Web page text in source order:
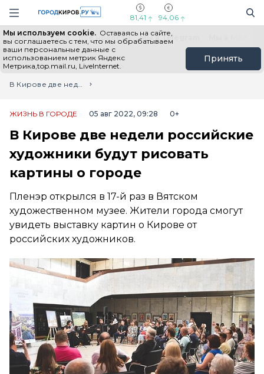
Навигация сайта
81,41 94,06
Мы используем cookie. Оставаясь на сайте,
вы соглашаетесь с тем, что мы обрабатываем
ваши персональные данные с
использованием метрик Яндекс
Метрика,top.mail.ru, LiveInternet.
Принять
Выборы - 2026 Все новости Мы в Telegram
Главная
Лента новостей
В Кирове две недели российские художники будут рисовать картины о городе
ЖИЗНЬ В ГОРОДЕ 05 авг 2022, 09:28 0+
В Кирове две недели российские
художники будут рисовать
картины о городе
Пленэр открылся в 17-й раз в Вятском
художественном музее. Жители города смогут
увидеть выставку картин о Кирове от
российских художников.